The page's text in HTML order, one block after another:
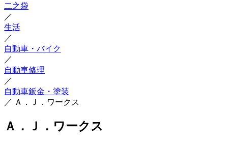
二之袋
／
生活
／
自動車・バイク
／
自動車修理
／
自動車鈑金・塗装
／ Ａ．Ｊ．ワークス
Ａ．Ｊ．ワークス